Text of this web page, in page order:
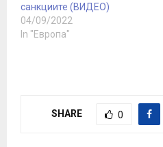
санкциите (ВИДЕО)
04/09/2022
In "Европа"
SHARE 0